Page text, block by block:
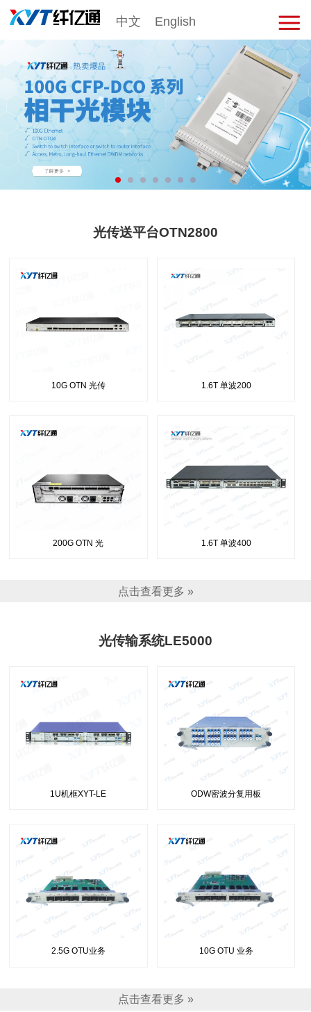
中文 English
击
展
开
菜
单
光传送平台OTN2800
10G OTN 光传 1.6T 单波200
200G OTN 光 1.6T 单波400
点击查看更多 »
光传输系统LE5000
1U机框XYT-LE ODW密波分复用板
2.5G OTU业务 10G OTU 业务
点击查看更多 »